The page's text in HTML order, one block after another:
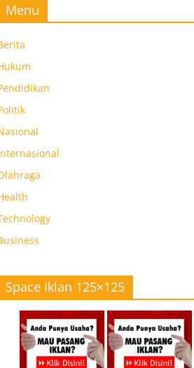
Menu
Space Iklan 125×125